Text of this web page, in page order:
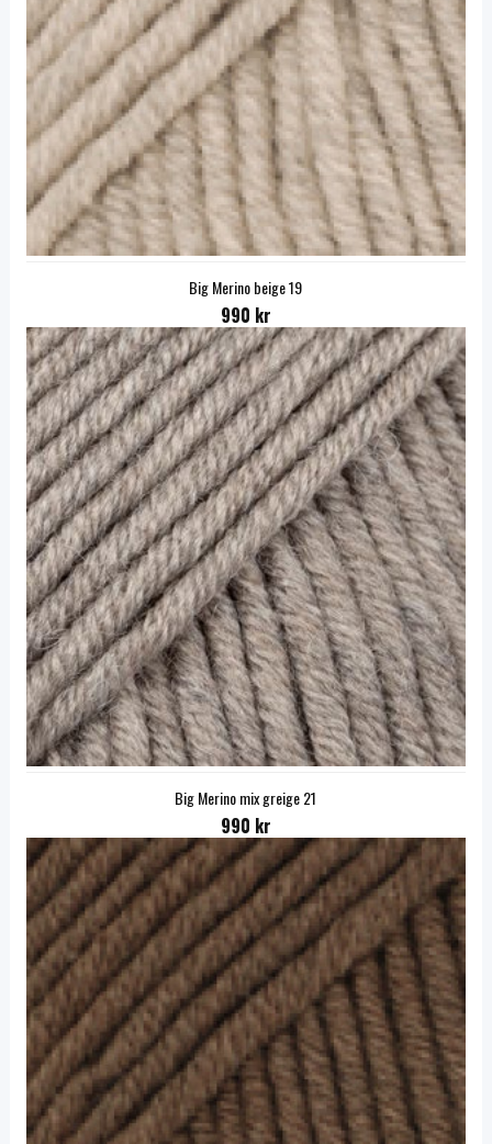
Big Merino beige 19
990 kr
Big Merino mix greige 21
990 kr